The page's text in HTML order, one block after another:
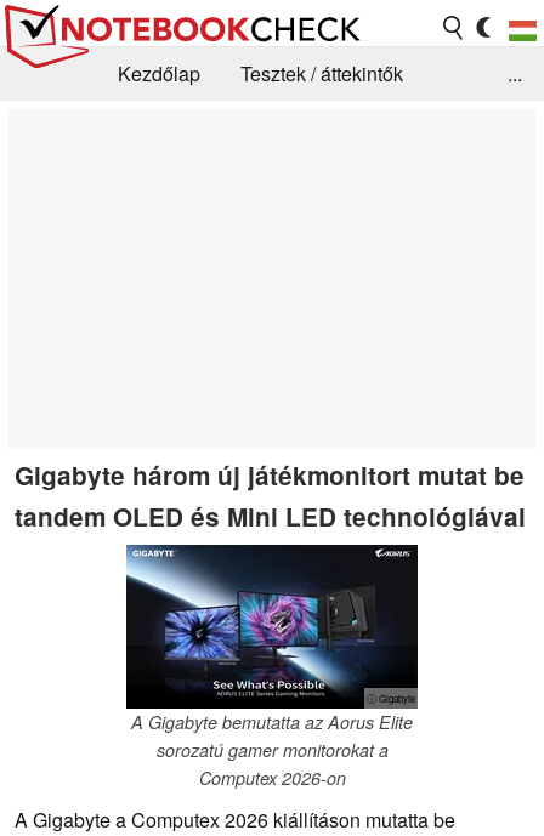
Kezdőlap
Tesztek / áttekintők
...
Gigabyte három új játékmonitort mutat be
tandem OLED és Mini LED technológiával
ⓘ Gigabyte
A Gigabyte bemutatta az Aorus Elite
sorozatú gamer monitorokat a
Computex 2026-on
A Gigabyte a Computex 2026 kiállításon mutatta be